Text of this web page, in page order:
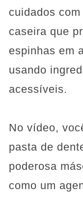
cuidados
caseira que
espinhas em
usando
acessíveis.
No vídeo,
pasta de
poderosa
como um